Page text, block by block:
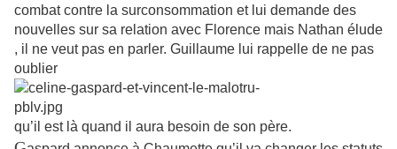
combat contre la surconsommation et lui demande des
nouvelles sur sa relation avec Florence mais Nathan élude
, il ne veut pas en parler. Guillaume lui rappelle de ne pas
oublier
qu’il est là quand il aura besoin de son père.